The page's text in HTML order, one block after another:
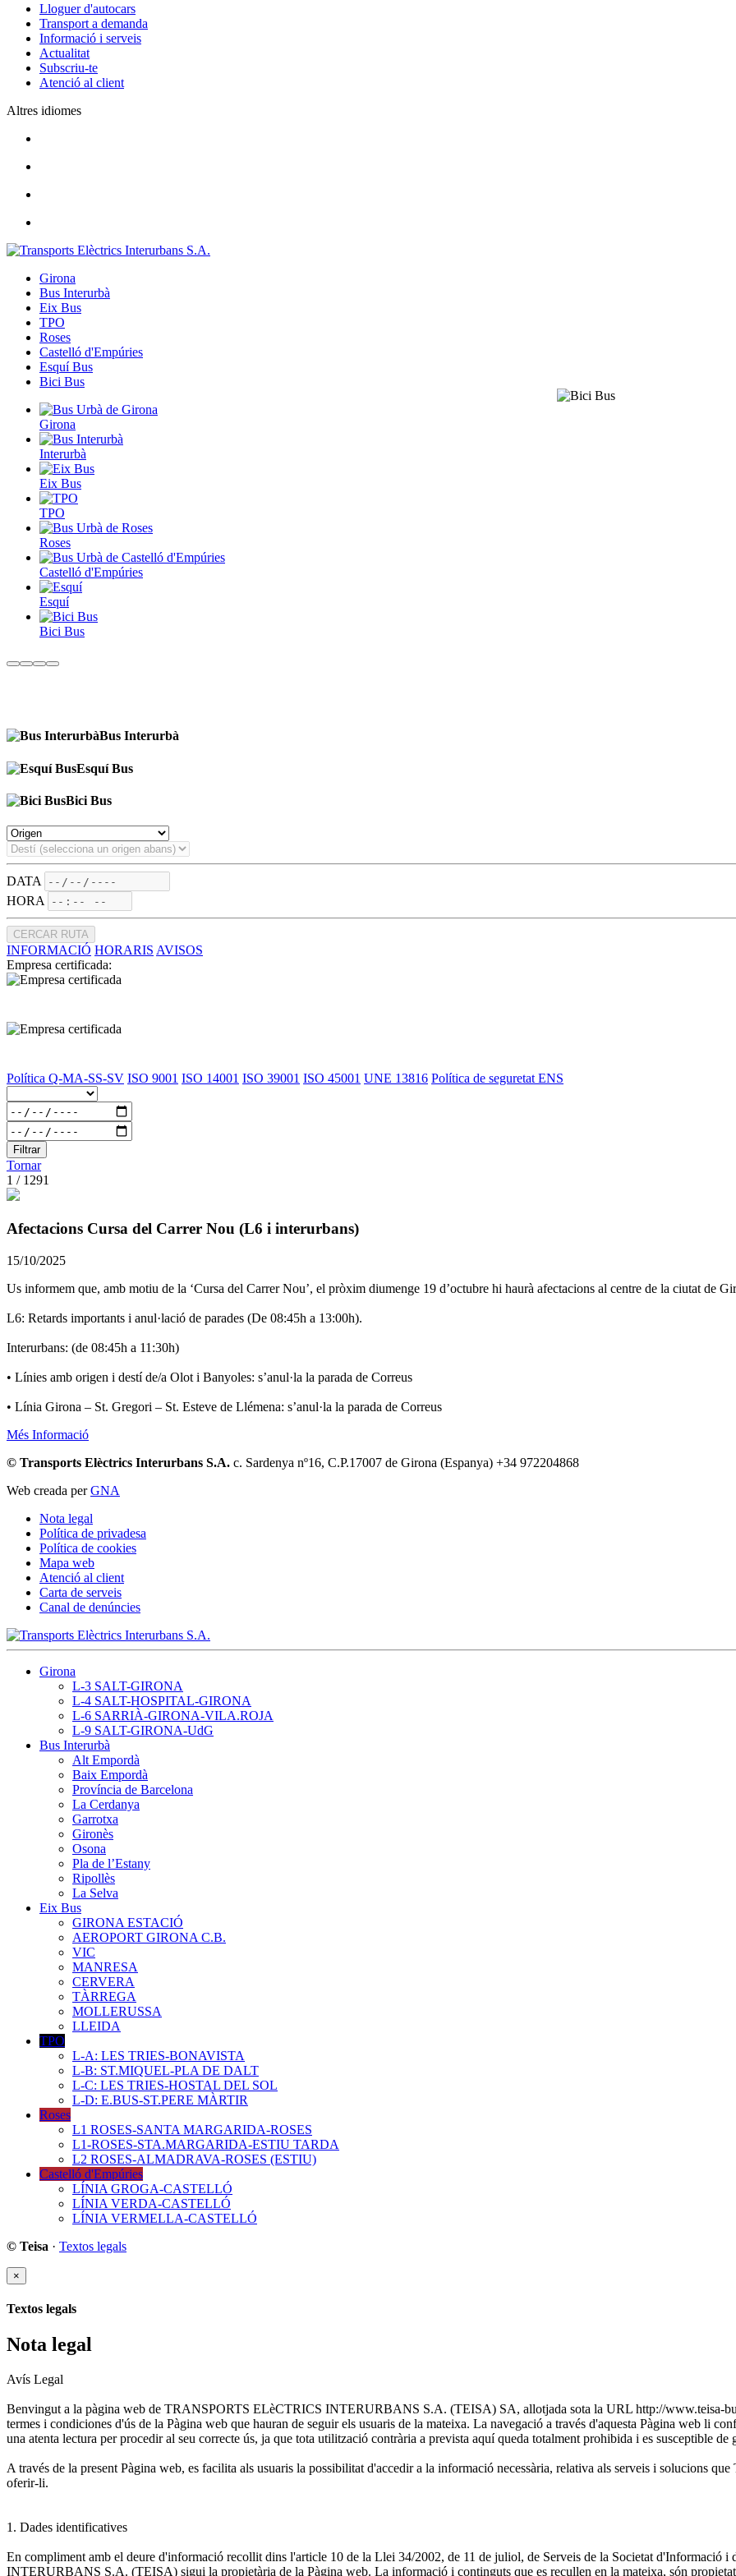
Lloguer d'autocars
Transport a demanda
Informació i serveis
Actualitat
Subscriu-te
Atenció al client
Altres idiomes
Girona
Bus Interurbà
Eix Bus
TPO
Roses
Castelló d'Empúries
Esquí Bus
Bici Bus
Girona
Interurbà
Eix Bus
TPO
Roses
Castelló d'Empúries
Esquí
Bici Bus
Bus Interurbà
Esquí Bus
Bici Bus
DATA
HORA
CERCAR RUTA
INFORMACIÓ HORARIS AVISOS
Empresa certificada:
Política Q-MA-SS-SV ISO 9001 ISO 14001 ISO 39001 ISO 45001 UNE 13816 Política de seguretat ENS
Filtrar
Tornar
1 / 1291
Afectacions Cursa del Carrer Nou (L6 i interurbans)
15/10/2025
Us informem que, amb motiu de la ‘Cursa del Carrer Nou’, el pròxim diumenge 19 d’octubre hi haurà afectacions al centre de la ciutat de
L6: Retards importants i anul·lació de parades (De 08:45h a 13:00h).
Interurbans: (de 08:45h a 11:30h)
• Línies amb origen i destí de/a Olot i Banyoles: s’anul·la la parada de Correus
• Línia Girona – St. Gregori – St. Esteve de Llémena: s’anul·la la parada de Correus
Més Informació
© Transports Elèctrics Interurbans S.A. c. Sardenya nº16, C.P.17007 de Girona (Espanya) +34 972204868
Web creada perGNA
Nota legal
Política de privadesa
Política de cookies
Mapa web
Atenció al client
Carta de serveis
Canal de denúncies
Girona
L-3 SALT-GIRONA
L-4 SALT-HOSPITAL-GIRONA
L-6 SARRIÀ-GIRONA-VILA.ROJA
L-9 SALT-GIRONA-UdG
Bus Interurbà
Alt Empordà
Baix Empordà
Província de Barcelona
La Cerdanya
Garrotxa
Gironès
Osona
Pla de l’Estany
Ripollès
La Selva
Eix Bus
GIRONA ESTACIÓ
AEROPORT GIRONA C.B.
VIC
MANRESA
CERVERA
TÀRREGA
MOLLERUSSA
LLEIDA
TPO
L-A: LES TRIES-BONAVISTA
L-B: ST.MIQUEL-PLA DE DALT
L-C: LES TRIES-HOSTAL DEL SOL
L-D: E.BUS-ST.PERE MÀRTIR
Roses
L1 ROSES-SANTA MARGARIDA-ROSES
L1-ROSES-STA.MARGARIDA-ESTIU TARDA
L2 ROSES-ALMADRAVA-ROSES (ESTIU)
Castelló d'Empúries
LÍNIA GROGA-CASTELLÓ
LÍNIA VERDA-CASTELLÓ
LÍNIA VERMELLA-CASTELLÓ
© Teisa · Textos legals
×
Textos legals
Nota legal
Avís Legal
Benvingut a la pàgina web de TRANSPORTS ELèCTRICS INTERURBANS S.A. (TEISA) SA, allotjada sota la URL http://www.teisa-
termes i condiciones d'ús de la Pàgina web que hauran de seguir els usuaris de la mateixa. La navegació a través d'aquesta Pàgina web li
una atenta lectura per procedir al seu correcte ús, ja que tota utilització contrària a prevista aquí queda totalment prohibida i es susceptible de
A través de la present Pàgina web, es facilita als usuaris la possibilitat d'accedir a la informació necessària, relativa als serveis i
oferir-li.
1. Dades identificatives
En compliment amb el deure d'informació recollit dins l'article 10 de la Llei 34/2002, de 11 de juliol, de Serveis de la Societat
INTERURBANS S.A. (TEISA) sigui la propietària de la Pàgina web. La informació i continguts que es recullen en la mateixa, són